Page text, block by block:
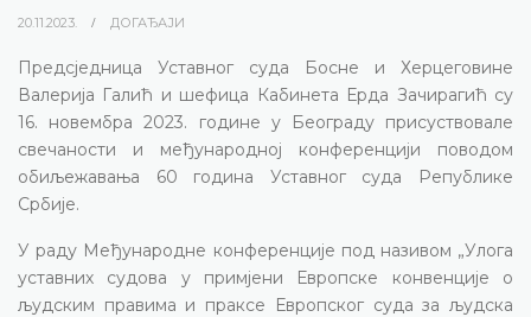
20.11.2023. ДОГАЂАЈИ
Предсједница Уставног суда Босне и Херцеговине
Валерија Галић и шефица Кабинета Ерда Зачирагић су
16. новембра 2023. године у Београду присуствовале
свечаности и међународној конференцији поводом
обиљежавања 60 година Уставног суда Републике
Србије.
У раду Међународне конференције под називом „Улога
уставних судова у примјени Европске конвенције о
људским правима и праксе Европског суда за људска